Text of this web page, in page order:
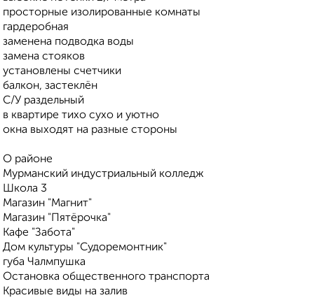
просторные изолированные комнаты
гардеробная
заменена подводка воды
замена стояков
установлены счетчики
балкон, застеклён
С/У раздельный
в квартире тихо сухо и уютно
окна выходят на разные стороны
О районе
Мурманский индустриальный колледж
Школа 3
Магазин "Магнит"
Магазин "Пятёрочка"
Кафе "Забота"
Дом культуры "Судоремонтник"
губа Чалмпушка
Остановка общественного транспорта
Красивые виды на залив